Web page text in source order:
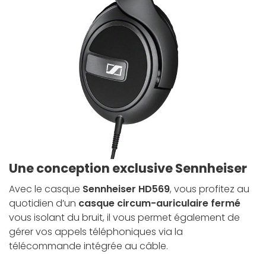
Une conception exclusive Sennheiser
Avec le casque Sennheiser HD569, vous profitez au
quotidien d’un casque circum-auriculaire fermé
vous isolant du bruit, il vous permet également de
gérer vos appels téléphoniques via la
télécommande intégrée au câble.